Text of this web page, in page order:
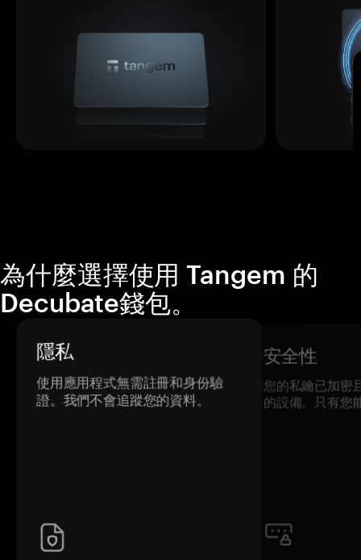
為什麼選擇使用 Tangem 的
Decubate錢包。
隱私
使用應用程式無需註冊和身份驗
證。我們不會追蹤您的資料。
安全性
您的私鑰已加密
的設備。只有您